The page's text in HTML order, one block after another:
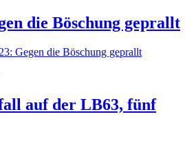
die Böschung geprallt
Gegen die Böschung geprallt
auf der LB63, fünf